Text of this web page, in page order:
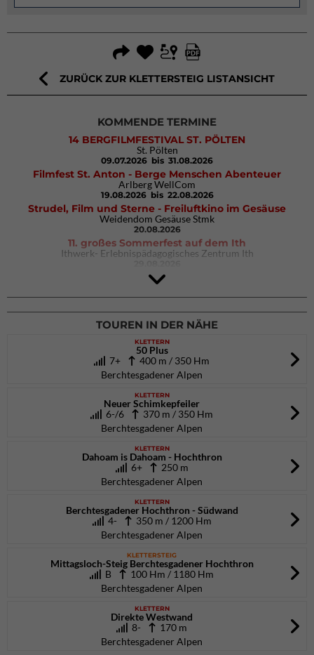
ZURÜCK ZUR KLETTERSTEIG LISTANSICHT
KOMMENDE TERMINE
14 BERGFILMFESTIVAL ST. PÖLTEN
St. Pölten
09.07.2026 bis 31.08.2026
Filmfest St. Anton - Berge Menschen Abenteuer
Arlberg WellCom
19.08.2026 bis 22.08.2026
Strudel, Film und Sterne - Freiluftkino im Gesäuse
Weidendom Gesäuse Stmk
20.08.2026
11. großes Sommerfest auf dem Ith
Ithwerk- Erlebnispädagogisches Zentrum Ith
Rock Master Arco
Arco (IT)
02.10.2026bis 04.10.2026
TOUREN IN DER NÄHE
KLETTERN
50 Plus
7+
400 m / 350 Hm
Berchtesgadener Alpen
KLETTERN
Neuer Schimkepfeiler
6-/6
370 m / 350 Hm
Berchtesgadener Alpen
KLETTERN
Dahoam is Dahoam - Hochthron
6+ 250 m
Berchtesgadener Alpen
KLETTERN
Berchtesgadener Hochthron - Südwand
4- 350 m / 1200 Hm
Berchtesgadener Alpen
KLETTERSTEIG
Mittagsloch-Steig Berchtesgadener Hochthron
B
100 Hm / 1180 Hm
Berchtesgadener Alpen
KLETTERN
Direkte Westwand
8-
170 m
Berchtesgadener Alpen